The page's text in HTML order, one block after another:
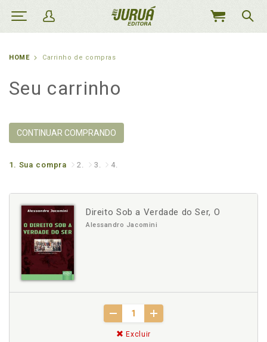
MEU
HOME Carrinho de compras
Seu carrinho
CONTINUAR COMPRANDO
1. Sua compra 2. 3. 4.
Direito Sob a Verdade do Ser, O
Alessandro Jacomini
Excluir